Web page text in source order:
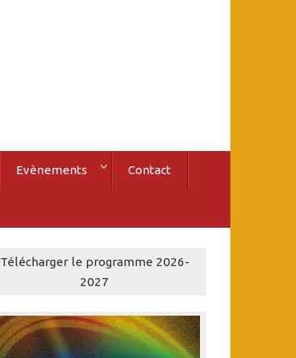
Evènements Contact
Télécharger le programme 2026-
2027